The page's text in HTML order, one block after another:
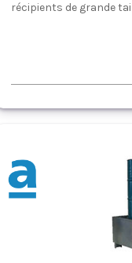
récipients de grande